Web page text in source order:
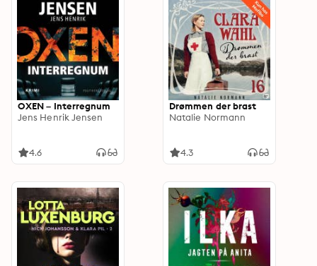
OXEN – Interregnum
Jens Henrik Jensen
4.6
Drømmen der brast
Natalie Normann
4.3